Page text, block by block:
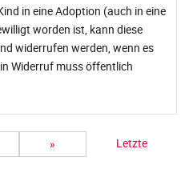
in eine Adoption (auch in eine
worden ist, kann diese
widerrufen werden, wenn es
Widerruf muss öffentlich
» Letzte